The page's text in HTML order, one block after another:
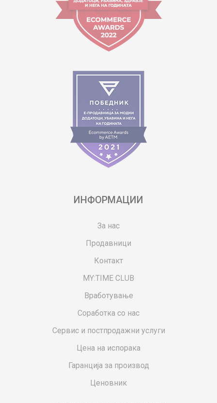
ИНФОРМАЦИИ
За нас
Продавници
Контакт
MY:TIME CLUB
Вработување
Соработка со нас
Сервис и постпродажни услуги
Цена на испорака
Гаранција за производ
Ценовник